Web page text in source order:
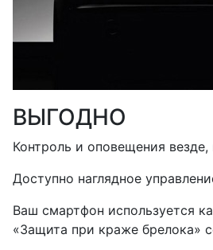
ВЫГОДНО
Контроль и оповещения везде,
Доступно наглядное
Ваш смартфон используется
«Защита при краже брелока»